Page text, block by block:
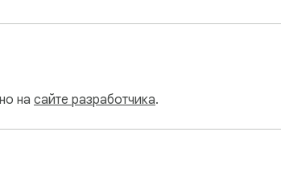
на сайте разработчика.